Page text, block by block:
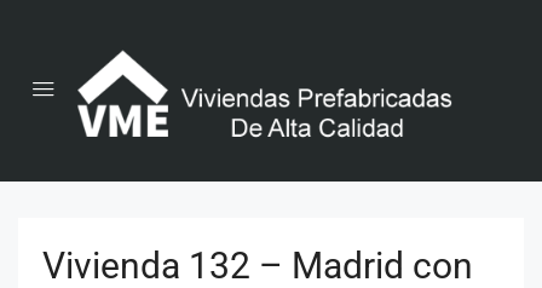
Vivienda 132 – Madrid con